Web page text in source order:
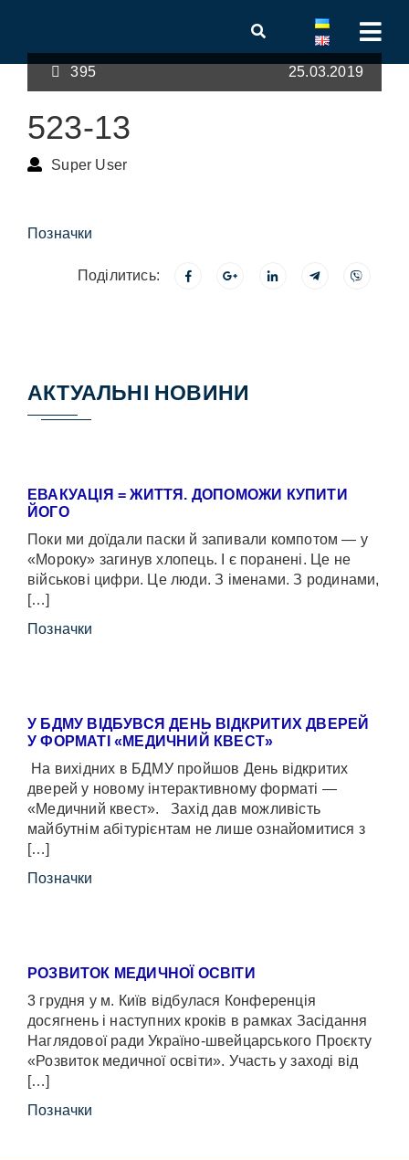
395 25.03.2019
523-13
Super User
Позначки
Поділитись:
АКТУАЛЬНІ НОВИНИ
ЕВАКУАЦІЯ = ЖИТТЯ. ДОПОМОЖИ КУПИТИ
ЙОГО
Поки ми доїдали паски й запивали компотом — у
«Мороку» загинув хлопець. І є поранені. Це не
військові цифри. Це люди. З іменами. З родинами,
[…]
Позначки
У БДМУ ВІДБУВСЯ ДЕНЬ ВІДКРИТИХ ДВЕРЕЙ
У ФОРМАТІ «МЕДИЧНИЙ КВЕСТ»
На вихідних в БДМУ пройшов День відкритих
дверей у новому інтерактивному форматі —
«Медичний квест». Захід дав можливість
майбутнім абітурієнтам не лише ознайомитися з
[…]
Позначки
РОЗВИТОК МЕДИЧНОЇ ОСВІТИ
3 грудня у м. Київ відбулася Конференція
досягнень і наступних кроків в рамках Засідання
Наглядової ради Україно-швейцарського Проєкту
«Розвиток медичної освіти». Участь у заході від
[…]
Позначки